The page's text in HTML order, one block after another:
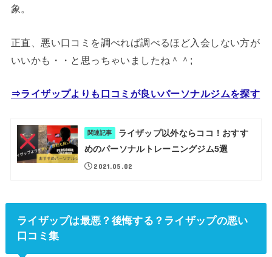
象。
正直、悪い口コミを調べれば調べるほど入会しない方が
いいかも・・と思っちゃいましたね＾＾;
⇒ライザップよりも口コミが良いパーソナルジムを探す
関連記事
ライザップ以外ならココ！おすす
めのパーソナルトレーニングジム5選
2021.05.02
ライザップは最悪？後悔する？ライザップの悪い
口コミ集